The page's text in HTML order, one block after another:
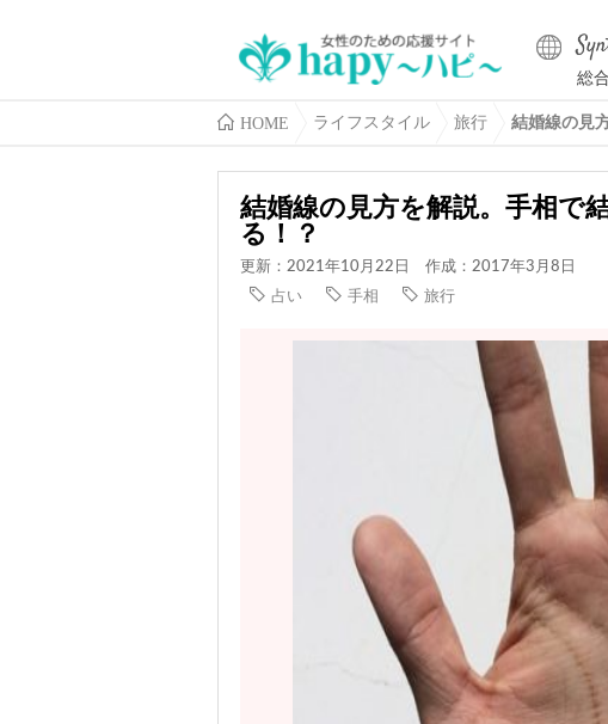
総合
HOME ライフスタイル 旅行 結婚線の見
結婚線の見方を解説。手相で
る！？
更新：2021年10月22日
作成：2017年3月8日
占い
手相 旅行